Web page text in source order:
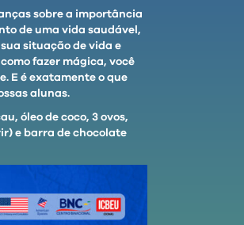
sobre a importância
de uma vida saudável,
situação de vida e
fazer mágica, você
E é exatamente o que
alunas.
óleo de coco, 3 ovos,
e barra de chocolate